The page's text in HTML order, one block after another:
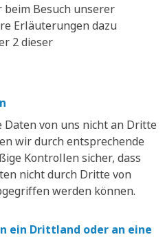
Besuch unserer
Erläuterungen dazu
2 dieser
von uns nicht an Dritte
wir durch entsprechende
Kontrollen sicher, dass
nicht durch Dritte von
werden können.
ein Drittland oder an eine